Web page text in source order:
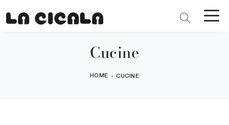
Cucine
HOME - CUCINE